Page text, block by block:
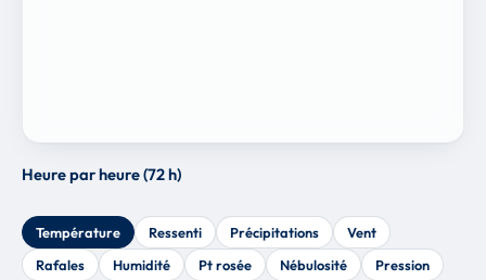
Heure par heure (72 h)
Température Ressenti Précipitations
Vent
Rafales
Humidité Pt rosée Nébulosité
Pression